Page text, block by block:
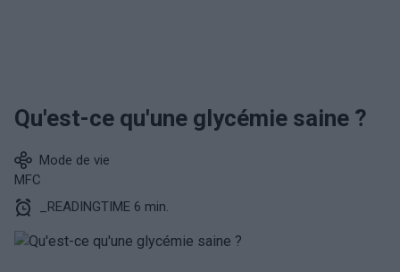
Qu'est-ce qu'une glycémie saine ?
Mode de vie
MFC
_READINGTIME 6 min.